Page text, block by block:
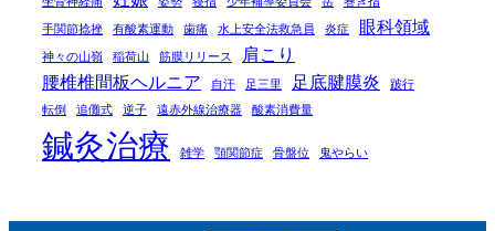
手関節捻挫 有酸素運動 歯痛 水上安全法救急員 炎症 眼科領域
神々の山嶺 稲荷山 筋膜リリース
肩こり
腰椎椎間板ヘルニア
自汗 足三里 足底腱膜炎
跛行
転倒
追儺式 逆子 遠赤外線治療器 酸素消費量
鍼灸治療 雑学 顎関節症 骨盤位 鬼やらい